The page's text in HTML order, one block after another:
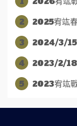
2
2025宥竑
3
2024/3/15
4
2023/2/18
5
2023宥竑